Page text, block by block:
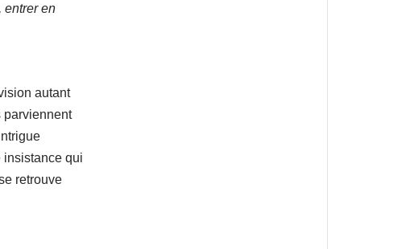
entrer en
autant
parviennent
insistance qui
retrouve